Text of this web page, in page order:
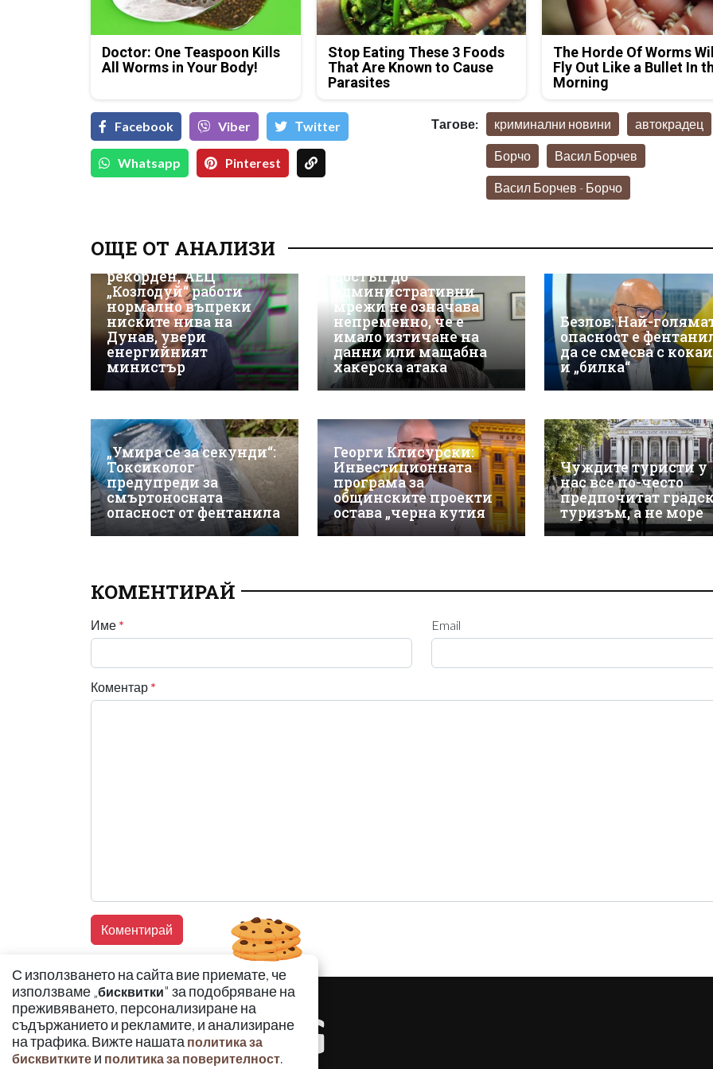
Doctor: One Teaspoon Kills
All Worms in Your Body!
Stop Eating These 3 Foods
That Are Known to Cause
Parasites
The Horde Of Worms
Fly Out Like a Bullet In
Morning
Facebook Viber Тwitter
Whatsapp Pinterest
Тагове: криминални новини автокрадец
Борчо Васил Борчев
Васил Борчев - Борчо
ОЩЕ ОТ АНАЛИЗИ
Износът на ток е
рекорден, АЕЦ
„Козлодуй“ работи
нормално въпреки
ниските нива на
Дунав, увери
енергийният
министър
киберсигурност:
достъп до
административни
мрежи не означава
непременно, че е
имало изтичане на
данни или мащабна
хакерска атака
Безлов: Най-
опасност е
да се смесва с
и „билка“
„Умира се за секунди“:
Токсиколог
предупреди за
смъртоносната
опасност от фентанила
Георги Клисурски:
Инвестиционната
програма за
общинските проекти
остава „черна кутия
Чуждите туристи у
нас все по-често
предпочитат
туризъм, а не море
КОМЕНТИРАЙ
Име * Email
Коментар *
С използването на сайта вие приемате, че
използваме „бисквитки" за подобряване на
преживяването, персонализиране на
съдържанието и рекламите, и анализиране
на трафика. Вижте нашата политика за
бисквитките и политика за поверителност.